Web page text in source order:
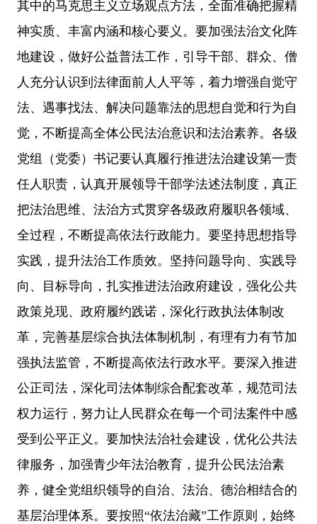
其中的马克思主义立场观点方法，全面准确把握精
神实质、丰富内涵和核心要义。要加强法治文化阵
地建设，做好公益普法工作，引导干部、群众、僧
人充分认识到法律面前人人平等，着力增强自觉守
法、遇事找法、解决问题靠法的思想自觉和行为自
觉，不断提高全体公民法治意识和法治素养。各级
党组（党委）书记要认真履行推进法治建设第一责
任人职责，认真开展领导干部学法述法制度，真正
把法治思维、法治方式贯穿各级政府履职各领域、
全过程，不断提高依法行政能力。要坚持思想指导
实践，提升法治工作质效。坚持问题导向、实践导
向、目标导向，扎实推进法治政府建设，强化公共
政策兑现、政府履约践诺，深化行政执法体制改
革，完善基层综合执法体制机制，有理有力有节加
强执法监管，不断提高依法行政水平。要深入推进
公正司法，深化司法体制综合配套改革，规范司法
权力运行，努力让人民群众在每一个司法案件中感
受到公平正义。要加快法治社会建设，优化公共法
律服务，加强青少年法治教育，提升公民法治素
养，健全党组织领导的自治、法治、德治相结合的
基层治理体系。要按照“依法治藏”工作原则，始终